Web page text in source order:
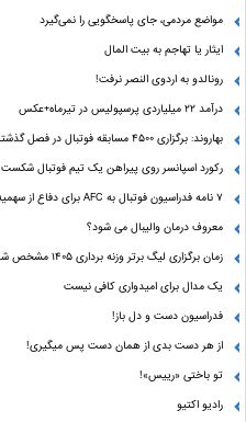
مواضع مردمی، جای پاسخگویی را نمی‌گیرد
ایثار یا تهاجم به بیت المال
رونالدو به اردوی النصر نرفت!
درآمد ۲۲ میلیاردی پرسپولیس در تیرماه+عکس
بهاروند: برگزاری ۴۵۰۰ مسابقه فوتبال در فصل گذشته کار بزرگی بود
رکورد اسپانسر روی پیراهن یک تیم فوتبال شکست
۷ نامه فدراسیون فوتبال به AFC برای دفاع از سهمیه آسیایی چادرملو
معروف درمان والیبال می شود؟
زمان برگزاری لیگ برتر وزنه برداری ۱۴۰۵ مشخص شد
یک مدال برای امیدواری کافی نیست
فدراسیون دست‌ و دل باز!
از هر دست بدی از همان دست پس میگیری!
تو باختی «رییس»!
رادیو اکتیو